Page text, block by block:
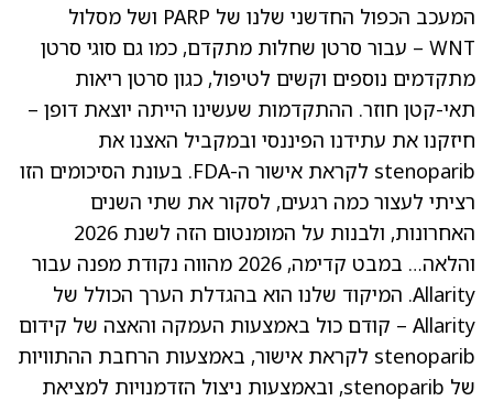
המעכב הכפול החדשני שלנו של PARP ושל מסלול
WNT – עבור סרטן שחלות מתקדם, כמו גם סוגי סרטן
מתקדמים נוספים וקשים לטיפול, כגון סרטן ריאות
תאי-קטן חוזר. ההתקדמות שעשינו הייתה יוצאת דופן –
חיזקנו את עתידנו הפיננסי ובמקביל האצנו את
stenoparib לקראת אישור ה-FDA. בעונת הסיכומים הזו
רציתי לעצור כמה רגעים, לסקור את שתי השנים
האחרונות, ולבנות על המומנטום הזה לשנת 2026
והלאה… במבט קדימה, 2026 מהווה נקודת מפנה עבור
Allarity. המיקוד שלנו הוא בהגדלת הערך הכולל של
Allarity – קודם כול באמצעות העמקה והאצה של קידום
stenoparib לקראת אישור, באמצעות הרחבת ההתוויות
של stenoparib, ובאמצעות ניצול הזדמנויות למציאת